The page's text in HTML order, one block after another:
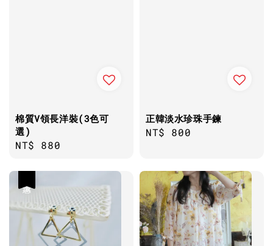
棉質V領長洋裝(3色可
選)
Regular
NT$ 880
正韓淡水珍珠手鍊
Regular
NT$ 800